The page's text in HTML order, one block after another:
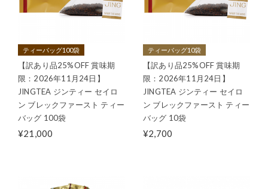
ティーバッグ100袋
【訳あり品25%OFF 賞味期
限：2026年11月24日】
JINGTEA ジンティー セイロ
ン ブレックファースト ティー
バッグ 100袋
¥21,000
ティーバッグ10袋
【訳あり品25%OFF 賞味期
限：2026年11月24日】
JINGTEA ジンティー セイロ
ン ブレックファースト ティー
バッグ 10袋
¥2,700